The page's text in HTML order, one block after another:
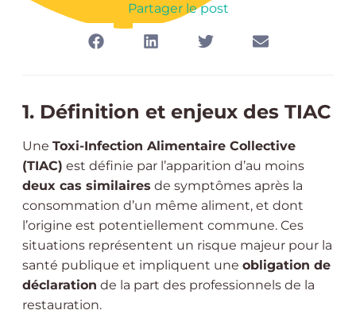
Partager le post
1. Définition et enjeux des TIAC
Une Toxi-Infection Alimentaire Collective
(TIAC) est définie par l’apparition d’au moins
deux cas similaires de symptômes après la
consommation d’un même aliment, et dont
l’origine est potentiellement commune. Ces
situations représentent un risque majeur pour la
santé publique et impliquent une obligation de
déclaration de la part des professionnels de la
restauration.